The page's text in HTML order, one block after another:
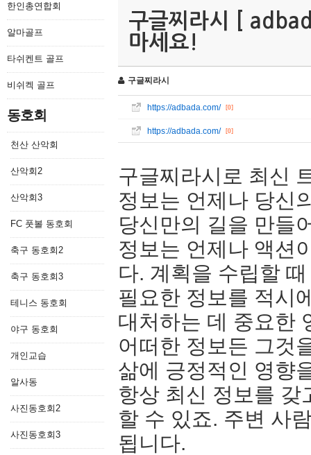
한인총연합회
알마골프
타쉬켄트 골프
비쉬켁 골프
동호회
천산 산악회
산악회2
산악회3
FC 풋볼 동호회
축구 동호회2
축구 동호회3
테니스 동호회
야구 동호회
개인교습
알사동
사진동호회2
사진동호회3
구글찌라시 [
마세요!
구글찌라시
https://adbada.com/ [0]
https://adbada.com/ [0]
구글찌라시로 최신
정보는 언제나 당신
당신만의 길을 만들
정보는 언제나 액션
다. 계획을 수립할
필요한 정보를 적시
대처하는 데 중요한
어떠한 정보든 그것
삶에 긍정적인 영향
항상 최신 정보를 갖
할 수 있죠. 주변 사
됩니다.